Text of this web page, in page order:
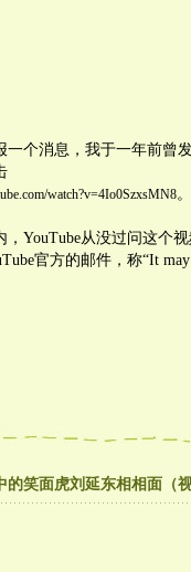
一个消息，我于一年前曾
watch?v=4Io0SzxsMN8。
，YouTube从没过问这个
官方的邮件，称“It may
的笑面虎刘延东相相面（视